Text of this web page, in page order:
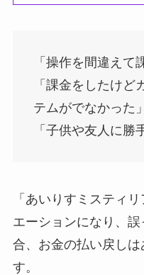
「操作を間違えて
「課金をしたけど
テムがでなかった」
「子供や友人に勝
「あいりすミスティ
エーションになり、
合、お金の払い戻し
す。